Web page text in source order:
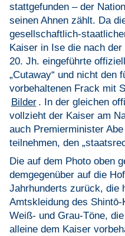
stattgefunden – der
seinen Ahnen zählt. Da
gesellschaftlich-
Kaiser in Ise die nach der
20. Jh. eingeführte
„Cutaway“ und nicht den
vorbehaltenen Frack mit
Bilder . In der gleichen
vollzieht der Kaiser am
auch Premierminister
teilnehmen, den
Die auf dem Photo oben
demgegenüber auf die
Jahrhunderts zurück, die
Amtskleidung des
Weiß- und Grau-Töne,
alleine dem Kaiser